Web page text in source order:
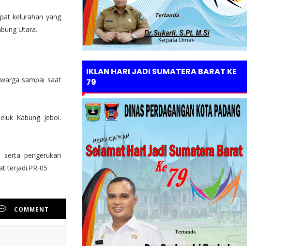
kelurahan yang
Utara.
sampai saat
Kabung jebol.
pengerukan
terjadi.PR-05
COMMENT
IKLAN HARI JADI SUMATERA BARAT KE
79